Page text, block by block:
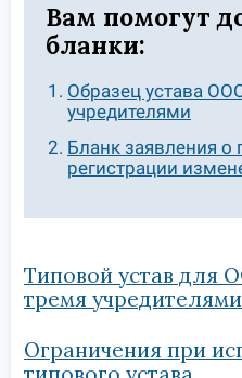
Вам помогут
бланки:
Образец устава
учредителями
Бланк заявления о
регистрации
Типовой устав для
тремя учредителями
Ограничения при